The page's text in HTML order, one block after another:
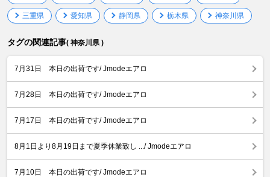
三重県 愛知県 静岡県 栃木県 神奈川県
タグの関連記事( 神奈川県 )
7月31日 本日の出荷です/ Jmodeエアロ
7月28日 本日の出荷です/ Jmodeエアロ
7月17日 本日の出荷です/ Jmodeエアロ
8月1日より8月19日まで夏季休業致し .../ Jmodeエアロ
7月10日 本日の出荷です/ Jmodeエアロ